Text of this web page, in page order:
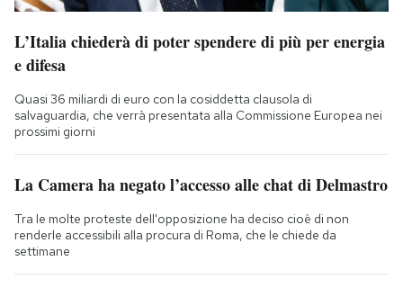
L’Italia chiederà di poter spendere di più per energia
e difesa
Quasi 36 miliardi di euro con la cosiddetta clausola di
salvaguardia, che verrà presentata alla Commissione Europea nei
prossimi giorni
La Camera ha negato l’accesso alle chat di Delmastro
Tra le molte proteste dell'opposizione ha deciso cioè di non
renderle accessibili alla procura di Roma, che le chiede da
settimane